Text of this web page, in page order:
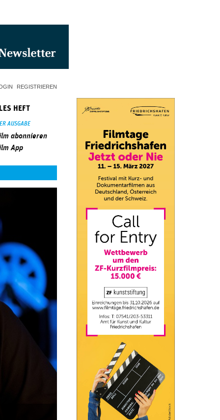
REGISTRIEREN
HEFT
AUSGABE
abonnieren
App